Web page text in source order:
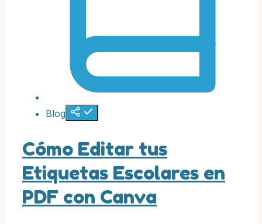
Blog
Cómo Editar tus
Etiquetas Escolares en
PDF con Canva